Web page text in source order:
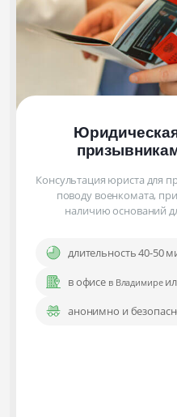
Консультация юриста для
поводу военкомата,
наличию оснований
длительность 40-50
в офисе в Владимире
анонимно и